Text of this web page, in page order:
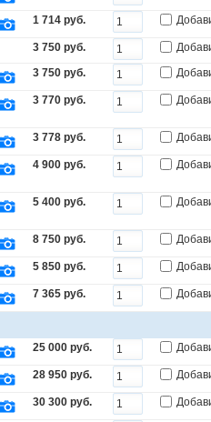
1 714 руб.
3 750 руб.
3 750 руб.
3 770 руб.
3 778 руб.
4 900 руб.
5 400 руб.
8 750 руб.
5 850 руб.
7 365 руб.
25 000 руб.
28 950 руб.
30 300 руб.